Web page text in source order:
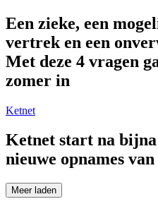
Een zieke, een
vertrek en een
Met deze 4 vragen
zomer in
Ketnet
Ketnet start na
nieuwe opnames
Meer laden